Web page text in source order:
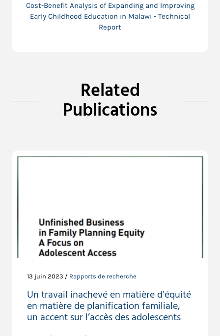
Cost-Benefit Analysis of Expanding and Improving
Early Childhood Education in Malawi - Technical
Report
Related
Publications
13 juin 2023 / Rapports de recherche
Un travail inachevé en matière d’équité
en matière de planification familiale,
un accent sur l’accès des adolescents